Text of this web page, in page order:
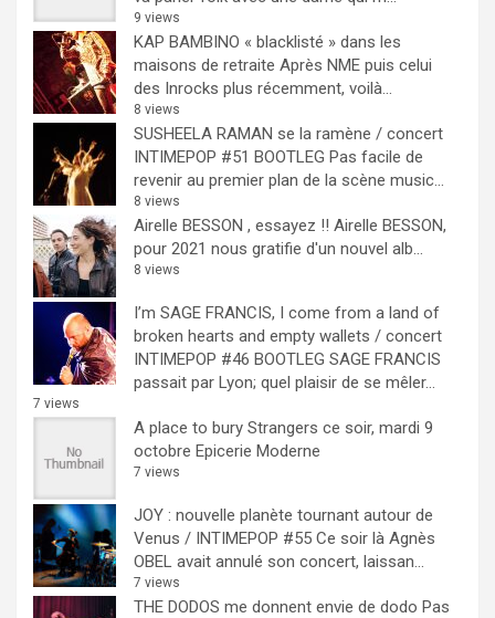
9 views
KAP BAMBINO « blacklisté » dans les
maisons de retraite Après NME puis celui
des Inrocks plus récemment, voilà...
8 views
SUSHEELA RAMAN se la ramène / concert
INTIMEPOP #51 BOOTLEG Pas facile de
revenir au premier plan de la scène music...
8 views
Airelle BESSON , essayez !! Airelle BESSON,
pour 2021 nous gratifie d'un nouvel alb...
8 views
I’m SAGE FRANCIS, I come from a land of
broken hearts and empty wallets / concert
INTIMEPOP #46 BOOTLEG SAGE FRANCIS
passait par Lyon; quel plaisir de se mêler...
7 views
A place to bury Strangers ce soir, mardi 9
octobre Epicerie Moderne
7 views
JOY : nouvelle planète tournant autour de
Venus / INTIMEPOP #55 Ce soir là Agnès
OBEL avait annulé son concert, laissan...
7 views
THE DODOS me donnent envie de dodo Pas